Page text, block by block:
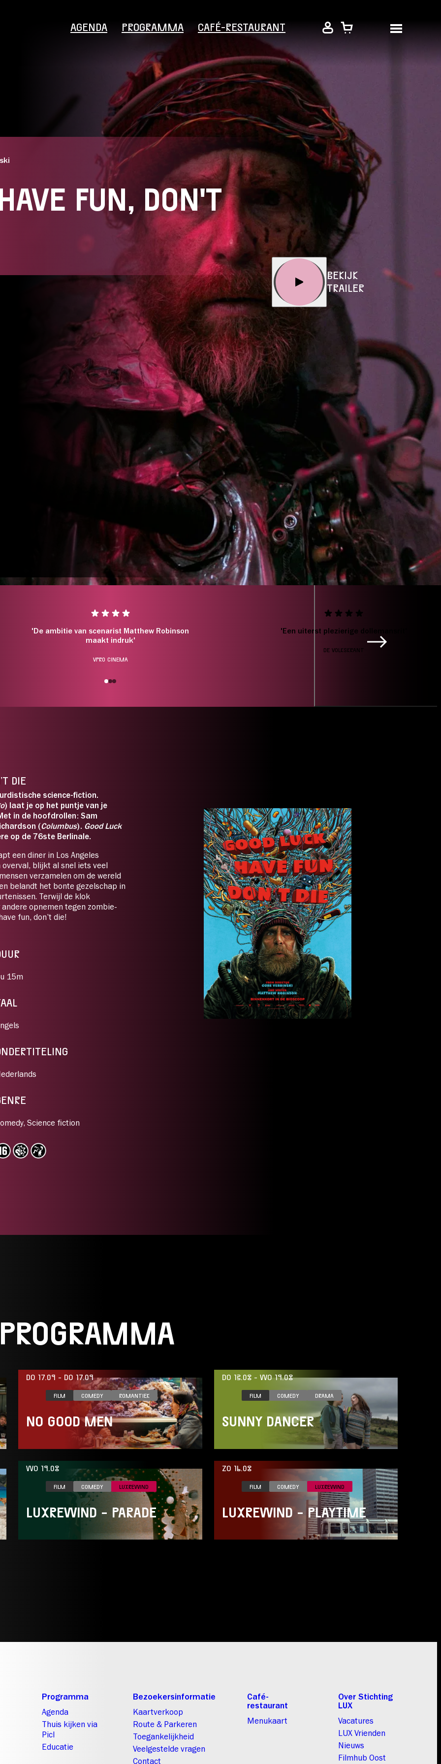
AGENDA PROGRAMMA CAFÉ-RESTAURANT
Bezoekersinformatie
Educatie
Over Stichting LUX
Nieuws
HAVE
DIE
PRIJZEN*
Normaal:
LUX Vriend:
Jongere t/
m 25
Student/CJP:
€ 10,00
Cineville:
€ 0,00
*Dit is een selectie. In de webshop zijn alle beschikbare
prijssoorten zichtbaar.
FUN, DON'T
BEKIJK
TRAILER
'De ambitie van scenarist Matthew Robinson
maakt indruk'
VPRO CINEMA
'Een uiterst plezierige dollemansrit'
DE VOLKSKRANT
DIE
science-fiction.
) laat je op het puntje van je
in de hoofdrollen: Sam
(Columbus). Good Luck
op de 76ste Berlinale.
een diner in Los Angeles
blijkt al snel iets veel
verzamelen om de wereld
belandt het bonte gezelschap in
Terwijl de klok
opnemen tegen zombie-
fun, don’t die!
15m
, Science fiction
DO 17.09 - DO 17.09
FILM COMEDY ROMANTIEK
NO GOOD MEN
DO 13.08 - WO 19.08
FILM COMEDY DRAMA
SUNNY DANCER
WO 19.08
FILM COMEDY LUXREWIND
LUXREWIND - PARADE
ZO 16.08
FILM COMEDY LUXREWIND
LUXREWIND - PLAYTIME
Programma
Agenda
Thuis kijken via
Picl
Educatie
Bezoekersinformatie
Kaartverkoop
Route & Parkeren
Toegankelijkheid
Veelgestelde vragen
Contact
Café-
restaurant
Menukaart
Over Stichting
LUX
Vacatures
LUX Vrienden
Nieuws
Filmhub Oost